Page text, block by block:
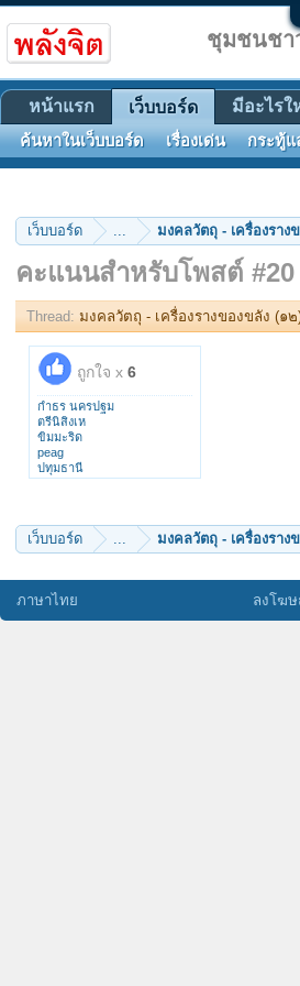
เว็บบอร์ด ... มงคลวัตถุ - เครื่องรางข
คะแนนสำหรับโพสต์ #20
Thread: มงคลวัตถุ - เครื่องรางของขลัง (๑๒
ถูกใจ x 6
กำธร นครปฐม
ตรีนิสิงเห
ขิมมะริด
peag
ปทุมธานี
FinalRebirth
เว็บบอร์ด ... มงคลวัตถุ - เครื่องรางข
ชุมชนชา
หน้าแรก เว็บบอร์ด
ค้นหาในเว็บบอร์ด เรื่องเด่น กระทู้แ
มีอะไรใ
ภาษาไทย ลงโฆ